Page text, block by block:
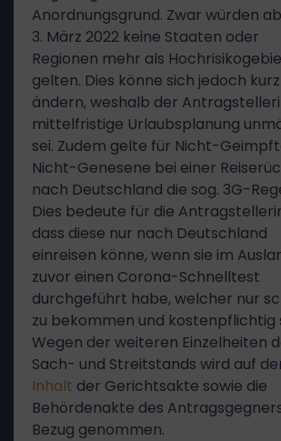
Anordnungsgrund. Zwar würden
3. März 2022 keine Staaten oder
Regionen mehr als
gelten. Dies könne sich jedoch
ändern, weshalb der
mittelfristige Urlaubsplanung
sei. Zudem gelte für Nicht-
Nicht-Genesene bei einer
nach Deutschland die sog. 3G-
Dies bedeute für die
dass diese nur nach Deutschland
einreisen könne, wenn sie im
zuvor einen Corona-Schnelltest
durchgeführt habe, welcher nur
zu bekommen und kostenpflichtig
Wegen der weiteren Einzelheiten
Sach- und Streitstands wird auf
Inhalt der Gerichtsakte sowie die
Behördenakte des
Bezug genommen.